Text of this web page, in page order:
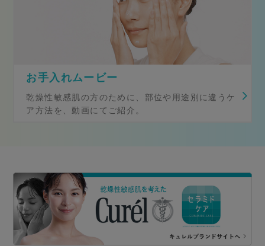
お手入れムービー
乾燥性敏感肌の方のために、部位や用途別に違うケ
ア方法を、動画にてご紹介。